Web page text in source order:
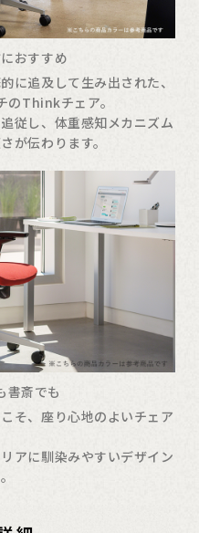
おすすめ
に追及して生み出された、
のThinkチェア。
従し、体重感知メカニズム
が伝わります。
書斎でも
そ、座り心地のよいチェア
アに馴染みやすいデザイン